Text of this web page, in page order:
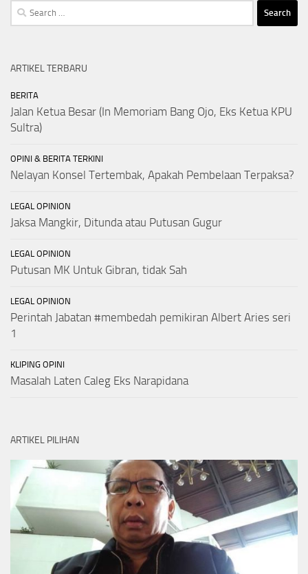
Search
for:
ARTIKEL TERBARU
BERITA
Jalan Ketua Besar (In Memoriam Bang Ojo, Eks Ketua KPU
Sultra)
OPINI & BERITA TERKINI
Nelayan Konsel Tertembak, Apakah Pembelaan Terpaksa?
LEGAL OPINION
Jaksa Mangkir, Ditunda atau Putusan Gugur
LEGAL OPINION
Putusan MK Untuk Gibran, tidak Sah
LEGAL OPINION
Perintah Jabatan #membedah pemikiran Albert Aries seri
1
KLIPING OPINI
Masalah Laten Caleg Eks Narapidana
ARTIKEL PILIHAN